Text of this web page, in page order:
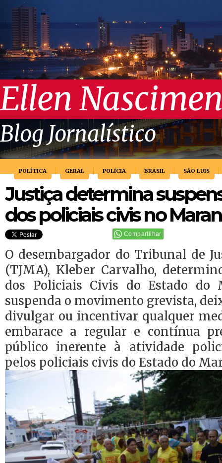
Ellen
Blog Jornalístico
POLÍTICA GERAL POLÍCIA BRASIL SÃO LUIS
Justiça determina
dos policiais civis no
Compartilhar
O desembargador do Tribunal de
(TJMA), Kleber Carvalho,
dos Policiais Civis do Estado do
suspenda o movimento grevista,
divulgar ou incentivar qualquer
embarace a regular e contínua
público inerente à atividade
pelos policiais civis do Estado do